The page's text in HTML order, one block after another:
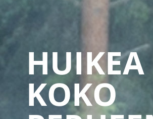
HUIKEA
KOKO